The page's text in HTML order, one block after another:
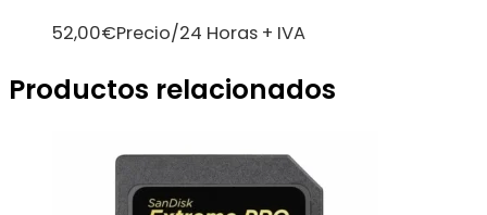
52,00€Precio/24 Horas + IVA
Productos relacionados